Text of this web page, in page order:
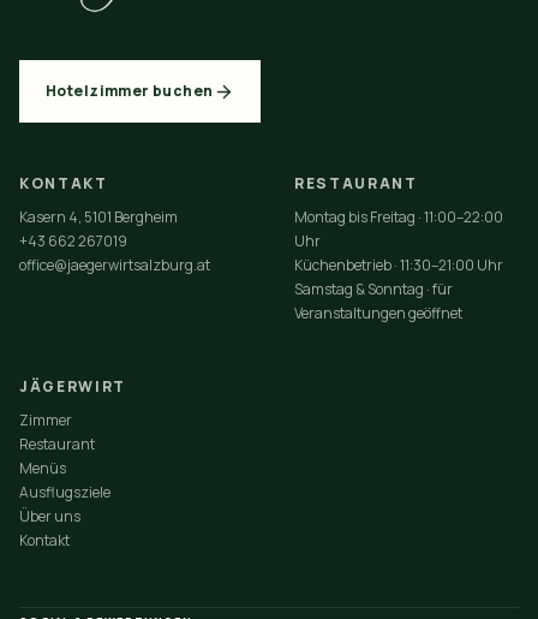
Hotelzimmer buchen
KONTAKT
Kasern 4, 5101 Bergheim
+43 662 267019
office@jaegerwirtsalzburg.at
RESTAURANT
Montag bis Freitag · 11:00–22:00
Uhr
Küchenbetrieb · 11:30–21:00 Uhr
Samstag & Sonntag · für
Veranstaltungen geöffnet
JÄGERWIRT
Zimmer
Restaurant
Menüs
Ausflugsziele
Über uns
Kontakt